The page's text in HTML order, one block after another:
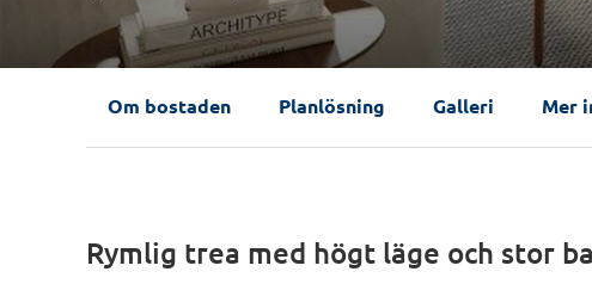
Om bostaden Planlösning Galleri Mer
Rymlig trea med högt läge och stor